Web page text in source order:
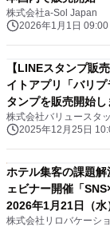
株式会社a-Sol Japan
2026年1月1日 09:00
【LINEスタンプ販
イトアプリ「バリ
タンプを販売開始し
株式会社バリュースタ
2025年12月25日
ホテル集客の課題
ェビナー開催「
2026年1月21日（水
株式会社リロバケーシ